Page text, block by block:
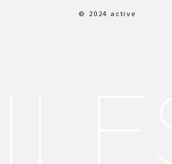
© 2024 active